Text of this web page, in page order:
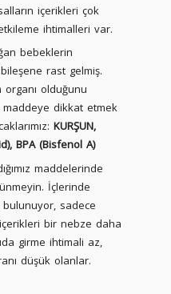
içerikleri çok
ihtimalleri var.
bebeklerin
rast gelmiş.
olduğunu
dikkat etmek
KURŞUN,
BPA (Bisfenol A)
maddelerinde
İçlerinde
sadece
bir nebze daha
girme ihtimali az,
düşük olanlar.